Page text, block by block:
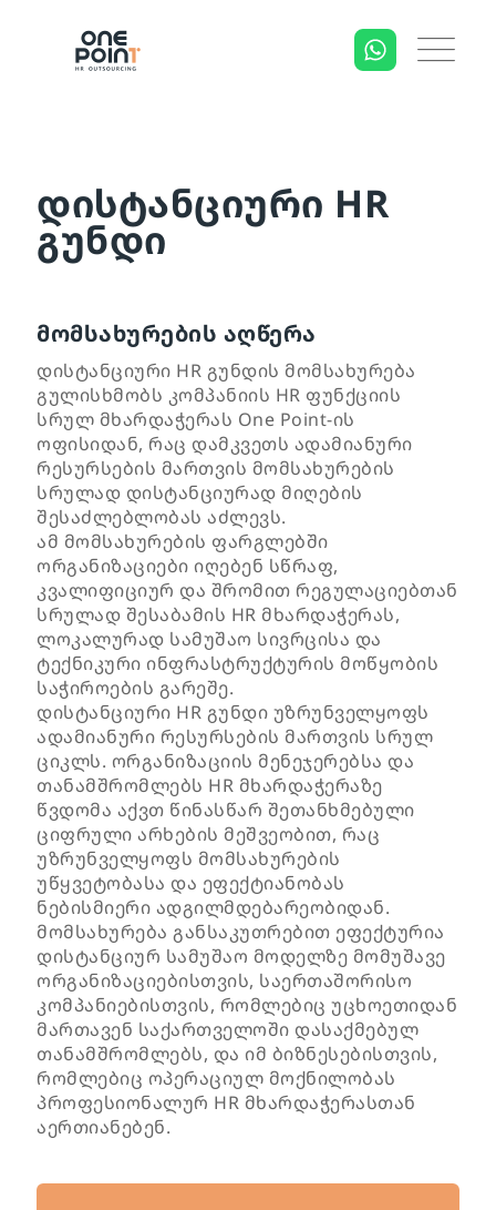
დისტანციური HR
გუნდი
მომსახურების აღწერა
დისტანციური HR გუნდის მომსახურება
გულისხმობს კომპანიის HR ფუნქციის
სრულ მხარდაჭერას One Point-ის
ოფისიდან, რაც დამკვეთს ადამიანური
რესურსების მართვის მომსახურების
სრულად დისტანციურად მიღების
შესაძლებლობას აძლევს.
ამ მომსახურების ფარგლებში
ორგანიზაციები იღებენ სწრაფ,
კვალიფიციურ და შრომით რეგულაციებთან
სრულად შესაბამის HR მხარდაჭერას,
ლოკალურად სამუშაო სივრცისა და
ტექნიკური ინფრასტრუქტურის მოწყობის
საჭიროების გარეშე.
დისტანციური HR გუნდი უზრუნველყოფს
ადამიანური რესურსების მართვის სრულ
ციკლს. ორგანიზაციის მენეჯერებსა და
თანამშრომლებს HR მხარდაჭერაზე
წვდომა აქვთ წინასწარ შეთანხმებული
ციფრული არხების მეშვეობით, რაც
უზრუნველყოფს მომსახურების
უწყვეტობასა და ეფექტიანობას
ნებისმიერი ადგილმდებარეობიდან.
მომსახურება განსაკუთრებით ეფექტურია
დისტანციურ სამუშაო მოდელზე მომუშავე
ორგანიზაციებისთვის, საერთაშორისო
კომპანიებისთვის, რომლებიც უცხოეთიდან
მართავენ საქართველოში დასაქმებულ
თანამშრომლებს, და იმ ბიზნესებისთვის,
რომლებიც ოპერაციულ მოქნილობას
პროფესიონალურ HR მხარდაჭერასთან
აერთიანებენ.